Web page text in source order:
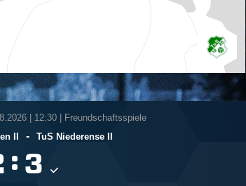
| 12:30 | Freundschaftsspiele
II
- TuS Niederense II
: 